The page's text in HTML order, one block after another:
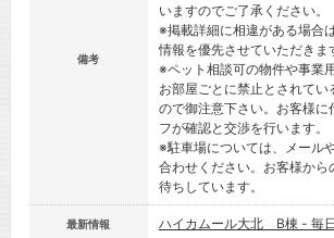
備考
いますのでご了承ください。
※掲載詳細に相違がある場合
情報を優先させていただきま
※ペット相談可の物件や事業
お部屋ごとに禁止とされてい
ので御注意下さい。お客様に
フが確認と交渉を行います。
※駐車場については、メール
合わせください。お客様から
待ちしています。
最新情報 ハイカムール大北 B棟 - 毎